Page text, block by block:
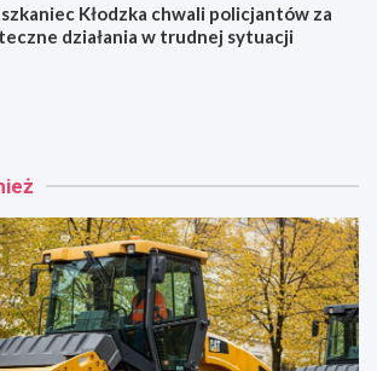
Kłodzka chwali policjantów za
działania w trudnej sytuacji